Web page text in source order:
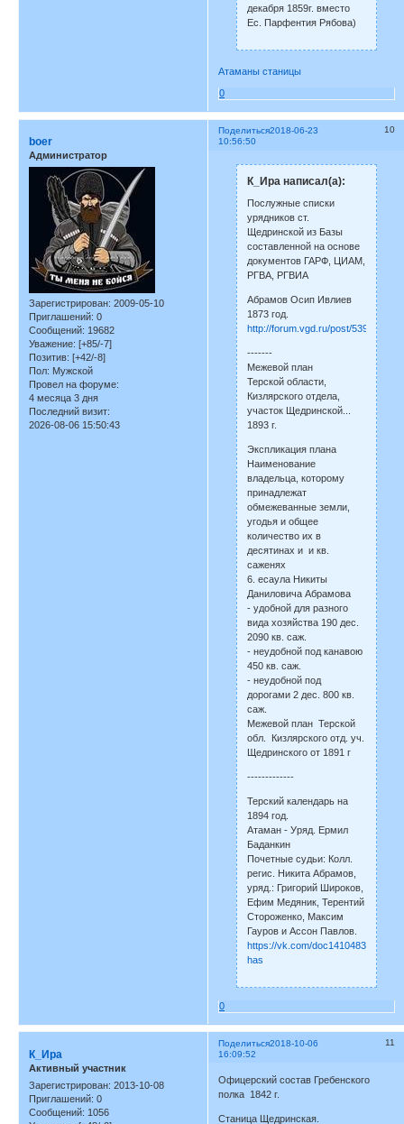
декабря 1859г. вместо
Ес. Парфентия Рябова)
Атаманы станицы
0
Поделиться 10
2018-06-23
10:56:50
boer
Администратор
Зарегистрирован: 2009-05-10
Приглашений: 0
Сообщений: 19682
Уважение: [+85/-7]
Позитив: [+42/-8]
Пол: Мужской
Провел на форуме:
4 месяца 3 дня
Последний визит:
2026-08-06 15:50:43
К_Ира написал(а):
Послужные списки
урядников ст.
Щедринской из Базы
составленной на основе
документов ГАРФ, ЦИАМ,
РГВА, РГВИА
Абрамов Осип Ивлиев
1873 год.
http://forum.vgd.ru/post/539/70853/
-------
Межевой план
Терской области,
Кизлярского отдела,
участок Щедринской...
1893 г.
Экспликация плана
Наименование
владельца, которому
принадлежат
обмежеванные земли,
угодья и общее
количество их в
десятинах и и кв.
саженях
6. есаула Никиты
Даниловича Абрамова
- удобной для разного
вида хозяйства 190 дес.
2090 кв. саж.
- неудобной под канавою
450 кв. саж.
- неудобной под
дорогами 2 дес. 800 кв.
саж.
Межевой план Терской
обл. Кизлярского отд. уч.
Щедринского от 1891 г
-------------
Терский календарь на
1894 год.
Атаман - Уряд. Ермил
Баданкин
Почетные судьи: Колл.
регис. Никита Абрамов,
уряд.: Григорий Широков,
Ефим Медяник, Терентий
Стороженко, Максим
Гауров и Ассон Павлов.
https://vk.com/
has
0
Поделиться 11
2018-10-06
16:09:52
К_Ира
Активный участник
Зарегистрирован: 2013-10-08
Приглашений: 0
Сообщений: 1056
Офицерский состав Гребенского
полка 1842 г.
Станица Щедринская.